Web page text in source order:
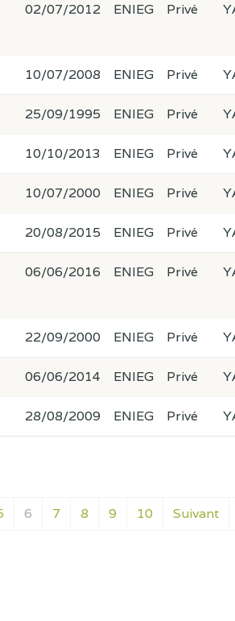
6 7 8 9 10 Suivant
02/07/2012 ENIEG Privé
10/07/2008 ENIEG Privé
25/09/1995 ENIEG Privé
10/10/2013 ENIEG Privé
10/07/2000 ENIEG Privé
20/08/2015 ENIEG Privé
06/06/2016 ENIEG Privé
22/09/2000 ENIEG Privé
06/06/2014 ENIEG Privé
28/08/2009 ENIEG Privé